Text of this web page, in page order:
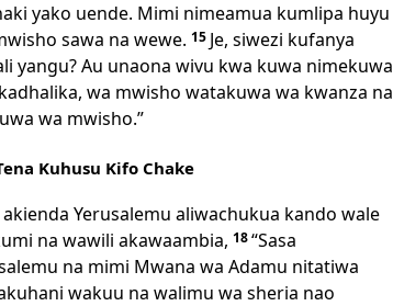
yako uende. Mimi nimeamua kumlipa huyu
sawa na wewe. 15 Je, siwezi kufanya
yangu? Au unaona wivu kwa kuwa nimekuwa
wa mwisho watakuwa wa kwanza na
wa mwisho.”
Kuhusu Kifo Chake
Yerusalemu aliwachukua kando wale
na wawili akawaambia, 18“Sasa
na mimi Mwana wa Adamu nitatiwa
wakuu na walimu wa sheria nao